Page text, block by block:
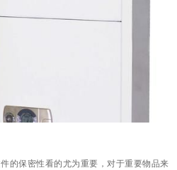
保密性看的尤为重要，对于重要物品来